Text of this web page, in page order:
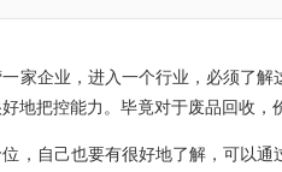
家企业，进入一个行业，必须了
地把控能力。毕竟对于废品回收，
自己也要有很好地了解，可以通